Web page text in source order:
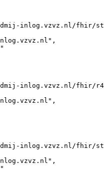
inlog.vzvz.nl/fhir/
,
inlog.vzvz.nl/fhir/r4"
,
inlog.vzvz.nl/fhir/
,